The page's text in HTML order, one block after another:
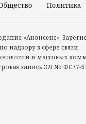
Политика
«Анонсенс».
надзору в сфере связи,
и массовых
запись ЭЛ No ФС77-